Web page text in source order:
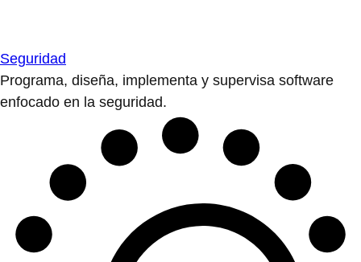
Seguridad
Programa, diseña, implementa y supervisa software
enfocado en la seguridad.